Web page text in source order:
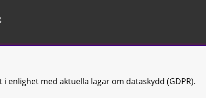
JTC AB |Kontakta oss| All rights reserved | Org.nr: 556668-
med aktuella lagar om dataskydd (GDPR).